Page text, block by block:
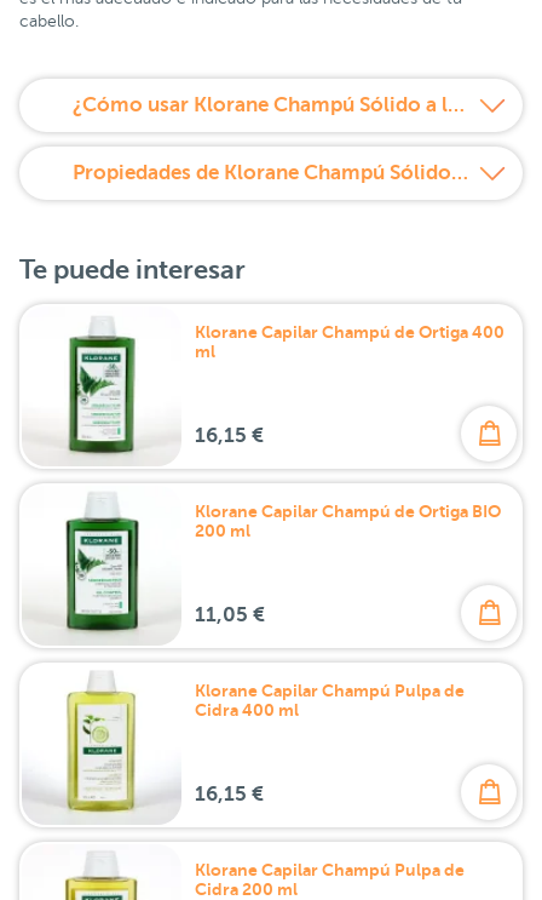
cabello.
¿Cómo usar Klorane Champú Sólido a la Cidra?
Propiedades de Klorane Champú Sólido a la Cidra
Te puede interesar
Klorane Capilar Champú de Ortiga 400
ml
16,15 €
Klorane Capilar Champú de Ortiga BIO
200 ml
11,05 €
Klorane Capilar Champú Pulpa de
Cidra 400 ml
16,15 €
Klorane Capilar Champú Pulpa de
Cidra 200 ml